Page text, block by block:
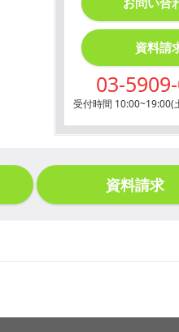
資料請
03-
受付時間 10:00~19:00(
資料請求